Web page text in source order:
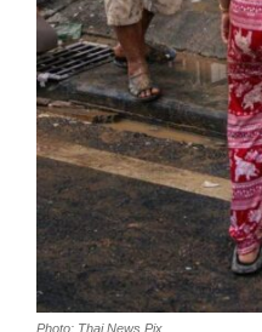
Photo: Thai News Pix